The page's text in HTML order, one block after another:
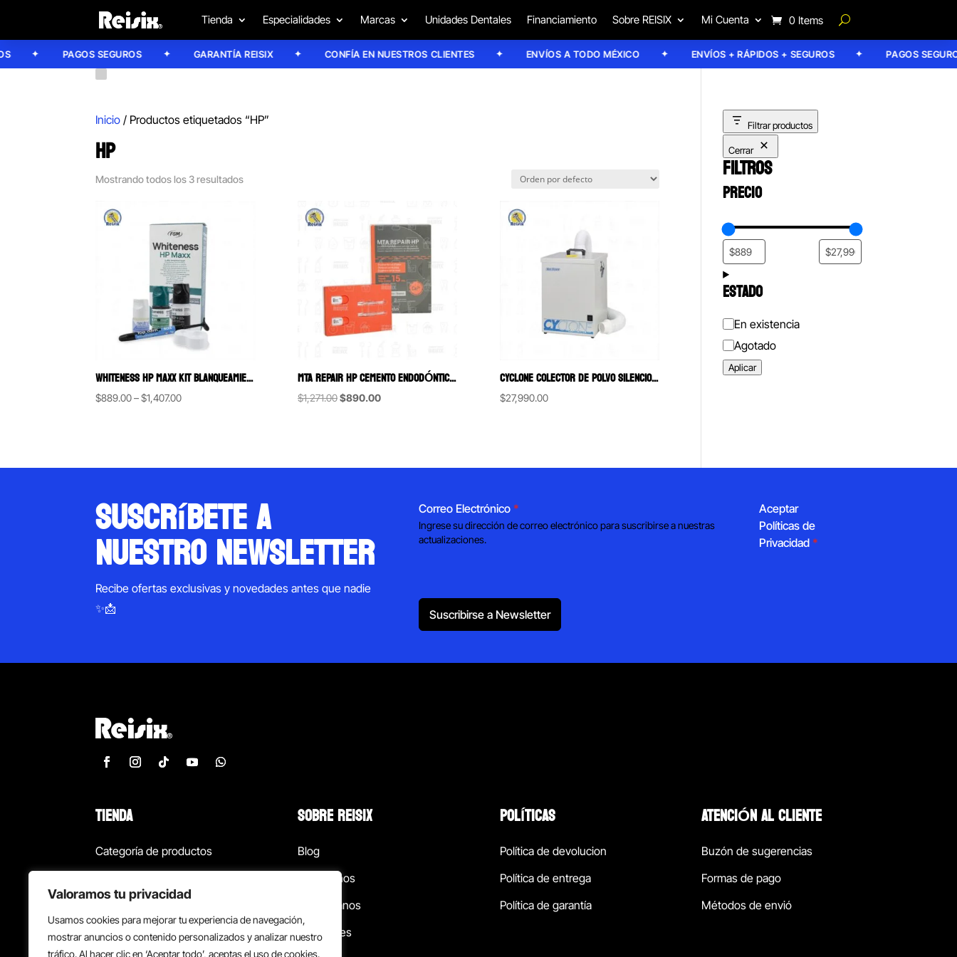
Valoramos tu privacidad
Usamos cookies para mejorar tu experiencia de navegación,
mostrar anuncios o contenido personalizados y analizar nuestro
tráfico. Al hacer clic en ‘Aceptar todo’, aceptas el uso de cookies.
Tienda Especialidades Marcas Unidades Dentales Financiamiento Sobre REISIX Mi Cuenta 0 Items
PAGOS SEGUROS GARANTÍA REISIX CONFÍA EN NUESTROS CLIENTES ENVÍOS A TODO MÉXICO ENVÍOS + RÁPIDOS + SEGUROS PAGOS SEGUROS
Inicio / Productos etiquetados “HP”
HP
Mostrando todos los 3 resultados
WHITENESS HP MAXX KIT BLANQUEAMIENTO A BASE DE PERÓXIDO DE HIDRÓGENO AL 35% FGM
$889.00 – $1,407.00Price
MTA REPAIR HP CEMENTO ENDODÓNTICO REPARADOR BIOCERÁMICO ALTA PLASTICIDAD ANGELUS 2 DOSIS
$1,271.00Original
$890.00Current
CYCLONE COLECTOR DE POLVO SILENCIOSO RAY FOSTER SUCCIÓN DE 1 HP
$27,990.00
Filtrar productos
Cerrar
FILTROS
PRECIO
ESTADO
Estado
En existencia
Agotado
Aplicar
suscríbete a
nuestro newsletter
Recibe ofertas exclusivas y novedades antes que nadie
✨📩
Correo Electrónico *
Ingrese su dirección de correo electrónico para suscribirse a nuestras
actualizaciones.
Aceptar
Políticas de
Privacidad *
Suscribirse a Newsletter
TIENDA
Categoría de productos
¡Las mejores ofertas!
Back to school
SOBRE REISIX
Blog
Conócenos
Contáctanos
Sucursales
POLÍTICAS
Política de devolucion
Política de entrega
Política de garantía
ATENCIÓN AL CLIENTE
Buzón de sugerencias
Formas de pago
Métodos de envió